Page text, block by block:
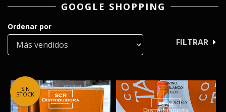
GOOGLE SHOPPING
Ordenar por
FILTRAR
SIN
STOCK